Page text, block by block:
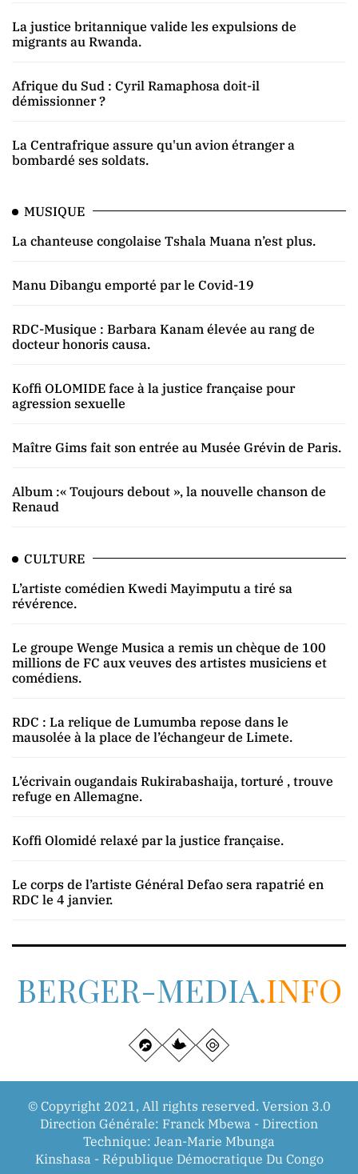
La justice britannique valide les expulsions de
migrants au Rwanda.
Afrique du Sud : Cyril Ramaphosa doit-il
démissionner ?
La Centrafrique assure qu'un avion étranger a
bombardé ses soldats.
MUSIQUE
La chanteuse congolaise Tshala Muana n’est plus.
Manu Dibangu emporté par le Covid-19
RDC-Musique : Barbara Kanam élevée au rang de
docteur honoris causa.
Koffi OLOMIDE face à la justice française pour
agression sexuelle
Maître Gims fait son entrée au Musée Grévin de Paris.
Album :« Toujours debout », la nouvelle chanson de
Renaud
CULTURE
L’artiste comédien Kwedi Mayimputu a tiré sa
révérence.
Le groupe Wenge Musica a remis un chèque de 100
millions de FC aux veuves des artistes musiciens et
comédiens.
RDC : La relique de Lumumba repose dans le
mausolée à la place de l’échangeur de Limete.
L’écrivain ougandais Rukirabashaija, torturé , trouve
refuge en Allemagne.
Koffi Olomidé relaxé par la justice française.
Le corps de l’artiste Général Defao sera rapatrié en
RDC le 4 janvier.
BERGER-MEDIA.INFO
© Copyright 2021, All rights reserved. Version 3.0
Direction Générale: Franck Mbewa - Direction
Technique: Jean-Marie Mbunga
Kinshasa - République Démocratique Du Congo